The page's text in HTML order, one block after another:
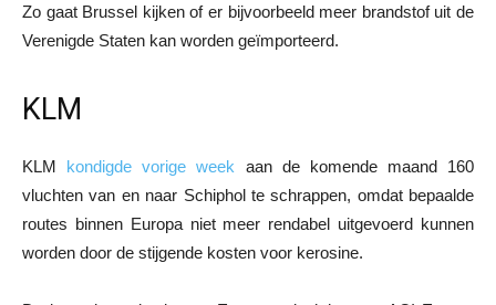
Zo gaat Brussel kijken of er bijvoorbeeld meer brandstof uit de
Verenigde Staten kan worden geïmporteerd.
KLM
KLM kondigde vorige week aan de komende maand 160
vluchten van en naar Schiphol te schrappen, omdat bepaalde
routes binnen Europa niet meer rendabel uitgevoerd kunnen
worden door de stijgende kosten voor kerosine.